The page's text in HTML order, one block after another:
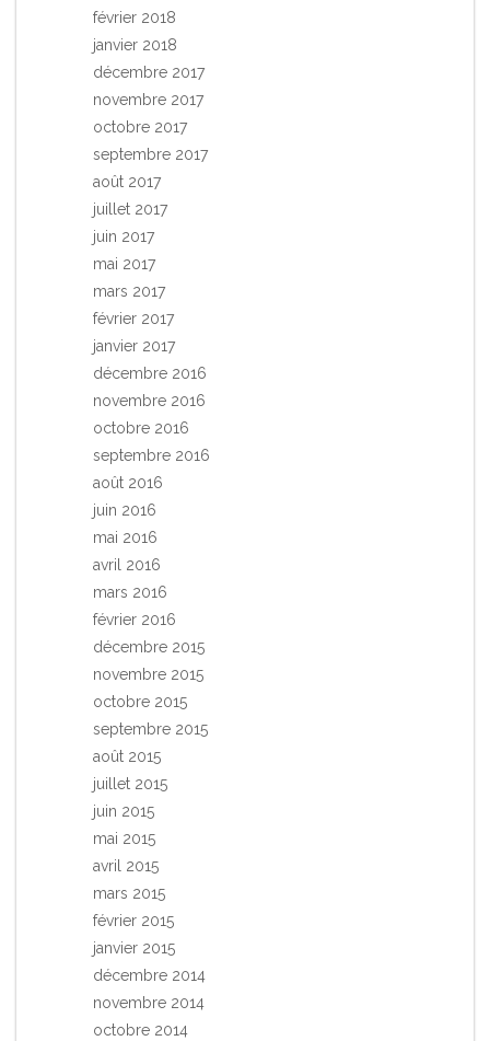
février 2018
janvier 2018
décembre 2017
novembre 2017
octobre 2017
septembre 2017
août 2017
juillet 2017
juin 2017
mai 2017
mars 2017
février 2017
janvier 2017
décembre 2016
novembre 2016
octobre 2016
septembre 2016
août 2016
juin 2016
mai 2016
avril 2016
mars 2016
février 2016
décembre 2015
novembre 2015
octobre 2015
septembre 2015
août 2015
juillet 2015
juin 2015
mai 2015
avril 2015
mars 2015
février 2015
janvier 2015
décembre 2014
novembre 2014
octobre 2014